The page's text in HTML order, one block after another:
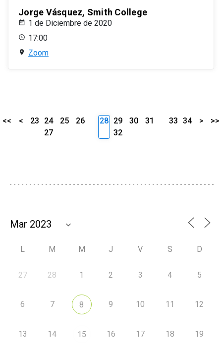
Jorge Vásquez, Smith College
1 de Diciembre de 2020
17:00
Zoom
<< < 23 24 25
26
27
28 29 30
31
32
33 34 > >>
L M M J V S D
27 28 1 2 3 4 5
6 7 8 9 10 11 12
13 14 15 16 17 18 19